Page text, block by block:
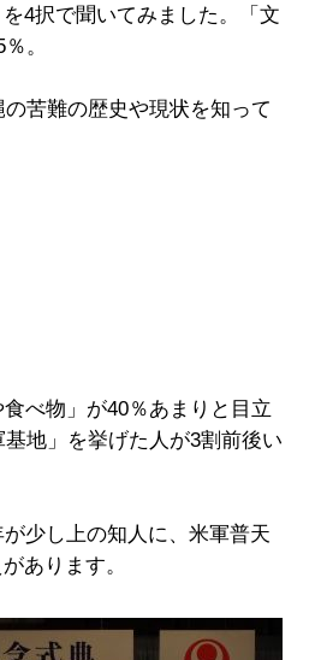
4択で聞いてみました。「文
。
苦難の歴史や現状を知って
べ物」が40％あまりと目立
地」を挙げた人が3割前後い
少し上の知人に、米軍普天
あります。